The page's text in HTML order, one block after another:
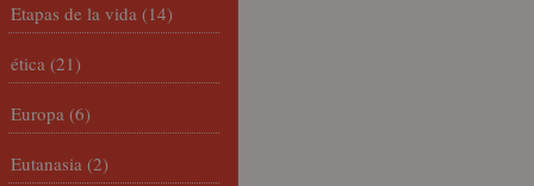
Etapas de la vida (14)
ética (21)
Europa (6)
Eutanasia (2)